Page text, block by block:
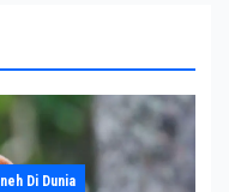
Di Dunia